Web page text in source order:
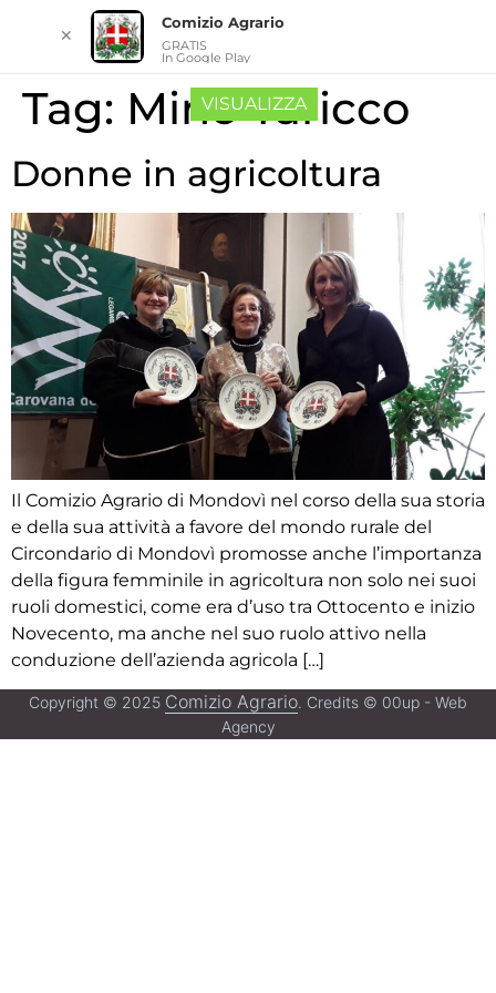
Tag: Mino Taricco
Donne in agricoltura
Il Comizio Agrario di Mondovì nel corso della sua storia
e della sua attività a favore del mondo rurale del
Circondario di Mondovì promosse anche l’importanza
della figura femminile in agricoltura non solo nei suoi
ruoli domestici, come era d’uso tra Ottocento e inizio
Novecento, ma anche nel suo ruolo attivo nella
conduzione dell’azienda agricola […]
Copyright © 2025 Comizio Agrario. Credits © 00up - Web
Agency
✕
Comizio Agrario
GRATIS
In Google Play
VISUALIZZA